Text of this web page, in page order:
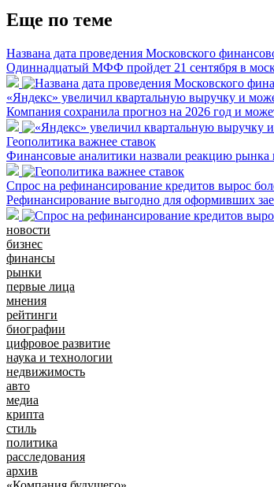
Еще по теме
Названа дата проведения Московского
Одиннадцатый МФФ пройдет 21 сентября в
«Яндекс» увеличил квартальную выручку и
Компания сохранила прогноз на 2026 год и
Геополитика важнее ставок
Финансовые аналитики назвали реакцию
Спрос на рефинансирование кредитов вырос
Рефинансирование выгодно для оформивших
новости
бизнес
финансы
рынки
первые лица
мнения
рейтинги
биографии
цифровое развитие
наука и технологии
недвижимость
авто
медиа
крипта
стиль
политика
расследования
архив